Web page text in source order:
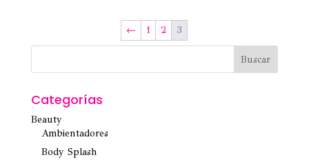
← 1 2 3
Categorías
Beauty
Ambientadores
Body Splash